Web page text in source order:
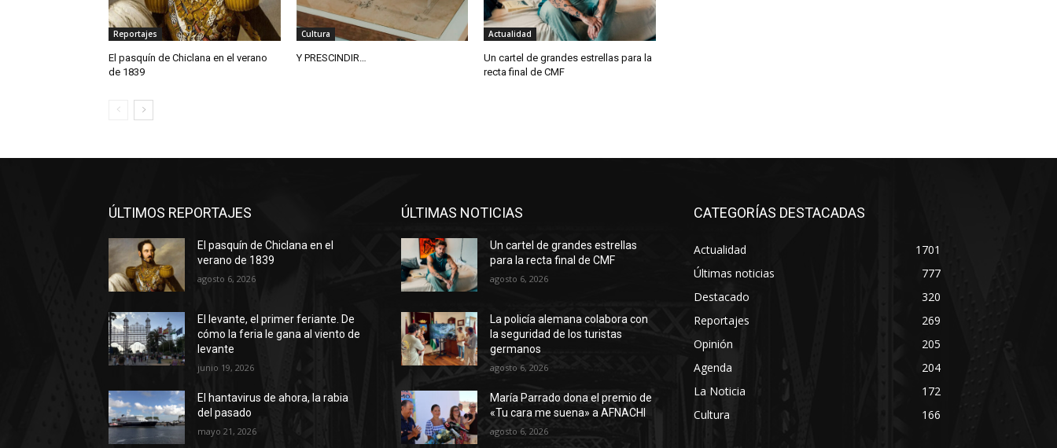
Reportajes
El pasquín de Chiclana en el verano
de 1839
Cultura
Y PRESCINDIR…
Actualidad
Un cartel de grandes estrellas para la
recta final de CMF
ÚLTIMOS REPORTAJES
El pasquín de Chiclana en el
verano de 1839
agosto 6, 2026
El levante, el primer feriante. De
cómo la feria le gana al viento de
levante
junio 19, 2026
El hantavirus de ahora, la rabia
del pasado
mayo 21, 2026
ÚLTIMAS NOTICIAS
Un cartel de grandes estrellas
para la recta final de CMF
agosto 6, 2026
La policía alemana colabora con
la seguridad de los turistas
germanos
agosto 6, 2026
María Parrado dona el premio de
«Tu cara me suena» a AFNACHI
agosto 6, 2026
CATEGORÍAS DESTACADAS
Actualidad
1701
Últimas noticias
777
Destacado
320
Reportajes
269
Opinión
205
Agenda
204
La Noticia
172
Cultura
166